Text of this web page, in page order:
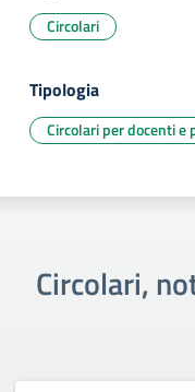
Circolari
Tipologia
Circolari per docenti e
Circolari,